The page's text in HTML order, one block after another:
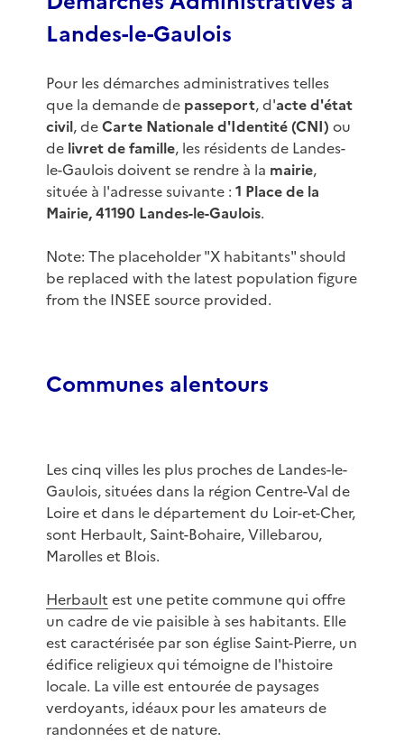
Landes-le-Gaulois
Pour les démarches administratives telles
que la demande de passeport, d'acte d'état
civil, deCarte Nationale d'Identité (CNI) ou
de livret de famille, les résidents de Landes-
le-Gaulois doivent se rendre à la mairie,
située à l'adresse suivante : 1 Place de la
Mairie, 41190 Landes-le-Gaulois.
Note: The placeholder "X habitants" should
be replaced with the latest population figure
from the INSEE source provided.
Communes alentours
Les cinq villes les plus proches de Landes-le-
Gaulois, situées dans la région Centre-Val de
Loire et dans le département du Loir-et-Cher,
sont Herbault, Saint-Bohaire, Villebarou,
Marolles et Blois.
Herbault est une petite commune qui offre
un cadre de vie paisible à ses habitants. Elle
est caractérisée par son église Saint-Pierre, un
édifice religieux qui témoigne de l'histoire
locale. La ville est entourée de paysages
verdoyants, idéaux pour les amateurs de
randonnées et de nature.